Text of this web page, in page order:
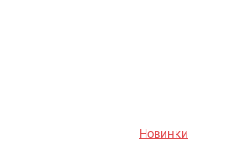
Новинки